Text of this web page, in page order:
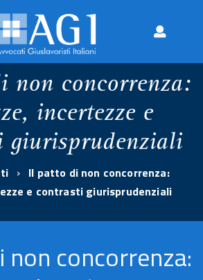
non concorrenza:
incertezze e
giurisprudenziali
Il patto di non concorrenza:
e contrasti giurisprudenziali
concorrenza: